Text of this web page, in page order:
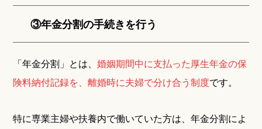
③年金分割の手続きを行う
「年金分割」とは、婚姻期間中に支払った厚生年金の保
険料納付記録を、離婚時に夫婦で分け合う制度です。
特に専業主婦や扶養内で働いていた方は、年金分割によ